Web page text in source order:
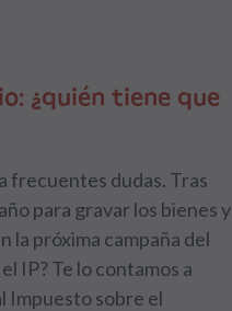
¿quién tiene que
frecuentes dudas. Tras
para gravar los bienes y
próxima campaña del
IP? Te lo contamos a
Impuesto sobre el